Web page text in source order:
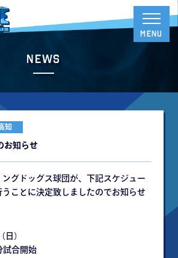
News
知
お知らせ
グドッグス球団が、下記スケジュー
うことに決定致しましたのでお知らせ
日）
試合開始